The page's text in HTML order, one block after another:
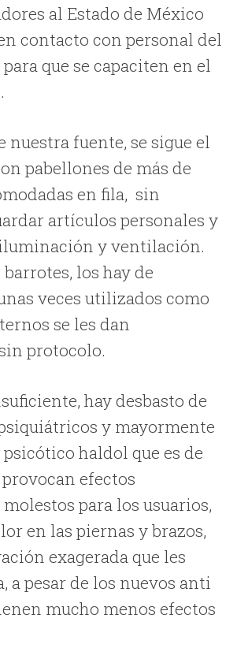
al Estado de México
contacto con personal del
que se capaciten en el
nuestra fuente, se sigue el
pabellones de más de
en fila, sin
artículos personales y
y ventilación.
los hay de
veces utilizados como
se les dan
protocolo.
hay desbasto de
y mayormente
haldol que es de
efectos
para los usuarios,
en las piernas y brazos,
exagerada que les
a pesar de los nuevos anti
mucho menos efectos